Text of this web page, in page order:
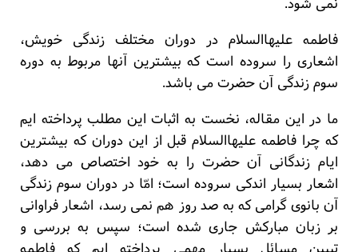
فاطمه علیهاالسلام در دوران مختلف زندگی خویش،
اشعاری را سروده است که بیشترین آنها مربوط به دوره
سوم زندگی آن حضرت می باشد.
ما در این مقاله، نخست به اثبات این مطلب پرداخته ایم
که چرا فاطمه علیهاالسلام قبل از این دوران که بیشترین
ایام زندگانی آن حضرت را به خود اختصاص می دهد،
اشعار بسیار اندکی سروده است؛ امّا در دوران سوم زندگی
آن بانوی گرامی که به صد روز هم نمی رسد، اشعار فراوانی
بر زبان مبارکش جاری شده است؛ سپس به بررسی و